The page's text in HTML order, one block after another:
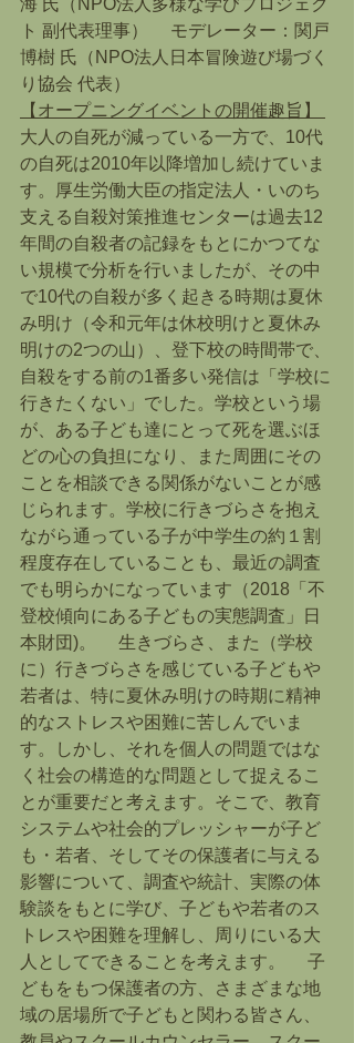
海 氏（NPO法人多様な学びプロジェク
ト 副代表理事） 　モデレーター：関戸
博樹 氏（NPO法人日本冒険遊び場づく
り協会 代表）
【オープニングイベントの開催趣旨】
大人の自死が減っている一方で、10代
の自死は2010年以降増加し続けていま
す。厚生労働大臣の指定法人・いのち
支える自殺対策推進センターは過去12
年間の自殺者の記録をもとにかつてな
い規模で分析を行いましたが、その中
で10代の自殺が多く起きる時期は夏休
み明け（令和元年は休校明けと夏休み
明けの2つの山）、登下校の時間帯で、
自殺をする前の1番多い発信は「学校に
行きたくない」でした。学校という場
が、ある子ども達にとって死を選ぶほ
どの心の負担になり、また周囲にその
ことを相談できる関係がないことが感
じられます。学校に行きづらさを抱え
ながら通っている子が中学生の約１割
程度存在していることも、最近の調査
でも明らかになっています（2018「不
登校傾向にある子どもの実態調査」日
本財団)。 　生きづらさ、また（学校
に）行きづらさを感じている子どもや
若者は、特に夏休み明けの時期に精神
的なストレスや困難に苦しんでいま
す。しかし、それを個人の問題ではな
く社会の構造的な問題として捉えるこ
とが重要だと考えます。そこで、教育
システムや社会的プレッシャーが子ど
も・若者、そしてその保護者に与える
影響について、調査や統計、実際の体
験談をもとに学び、子どもや若者のス
トレスや困難を理解し、周りにいる大
人としてできることを考えます。 　子
どもをもつ保護者の方、さまざまな地
域の居場所で子どもと関わる皆さん、